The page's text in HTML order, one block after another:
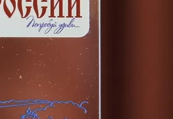
Карты и буклеты